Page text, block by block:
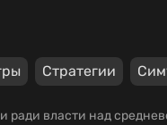
Стратегии
ради власти над